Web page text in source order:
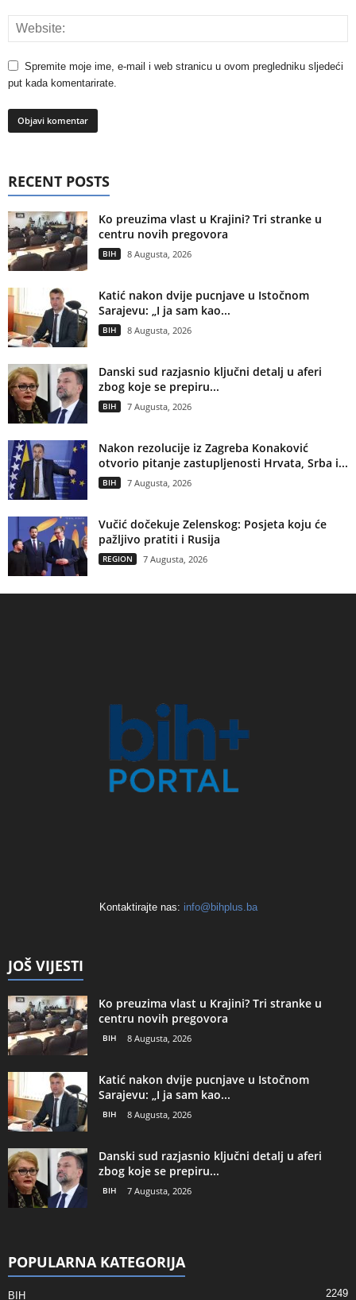
Spremite moje ime, e-mail i web stranicu u ovom pregledniku sljedeći
put kada komentarirate.
RECENT POSTS
Ko preuzima vlast u Krajini? Tri stranke u
centru novih pregovora
BIH 8 Augusta, 2026
Katić nakon dvije pucnjave u Istočnom
Sarajevu: „I ja sam kao...
BIH 8 Augusta, 2026
Danski sud razjasnio ključni detalj u aferi
zbog koje se prepiru...
BIH 7 Augusta, 2026
Nakon rezolucije iz Zagreba Konaković
otvorio pitanje zastupljenosti Hrvata, Srba i...
BIH 7 Augusta, 2026
Vučić dočekuje Zelenskog: Posjeta koju će
pažljivo pratiti i Rusija
REGION 7 Augusta, 2026
Kontaktirajte nas: info@bihplus.ba
JOŠ VIJESTI
Ko preuzima vlast u Krajini? Tri stranke u
centru novih pregovora
BIH 8 Augusta, 2026
Katić nakon dvije pucnjave u Istočnom
Sarajevu: „I ja sam kao...
BIH 8 Augusta, 2026
Danski sud razjasnio ključni detalj u aferi
zbog koje se prepiru...
BIH 7 Augusta, 2026
POPULARNA KATEGORIJA
BIH 2249